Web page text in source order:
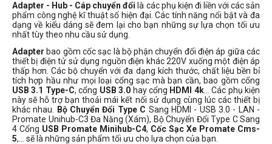
Adapter - Hub - Cáp chuyển đổi là các phụ kiện đi liền với các sản
phẩm công nghệ kĩ thuật số hiện đại. Các tính năng nổi bật và đa
dạng về kiểu dáng sẽ đem lại cho bạn những sự lựa chọn tối ưu
nhất tùy theo nhu cầu sử dụng.
Adapter bao gồm cốc sạc là bộ phận chuyển đổi điện áp giữa các
thiết bị điện tử sử dụng nguồn điện khác 220V xuống một điện áp
thấp hơn. Các bộ chuyển với đa dạng kích thước, chất liệu bền bỉ
tích hợp hầu như mọi loại cổng sạc mà bạn cần, bao gồm cổng
USB 3.1 Type-C, cổng USB 3.0 hay cổng HDMI 4k... Các phụ kiện
này sẽ hỗ trợ bạn thoải mái kết nối sử dụng cùng lúc các thiết bị
khác nhau.
Bộ Chuyển Đổi Type C Sang HDMI - USB 3.0 - LAN -
Promate Unihub-C3 Đa Năng (Xám), Bộ Chuyển Đổi Type C Sang
4 Cổng USB Promate Minihub-C4, Cốc Sạc Xe Promate Cms-
5,... sẽ là những sản phẩm tối ưu cho lựa chọn của bạn.